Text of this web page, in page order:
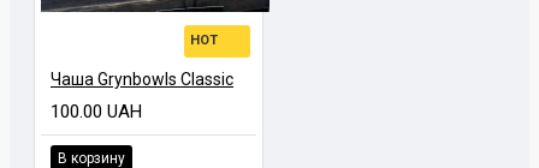
HOT
Чаша Grynbowls Classic
100.00 UAH
В корзину